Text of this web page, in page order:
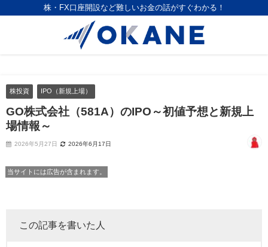
株・FX口座開設など難しいお金の話がすぐわかる！
株投資 IPO（新規上場）
GO株式会社（581A）のIPO～初値予想と新規上
場情報～
2026年5月27日 2026年6月17日
当サイトには広告が含まれます。
この記事を書いた人